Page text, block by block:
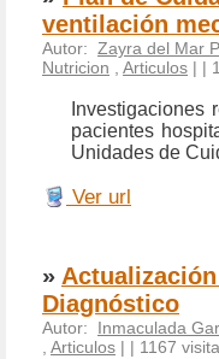
ventilación
Autor: Zayra del Mar
Nutricion
Articulos | |
Investigaciones
pacientes
Unidades de
Ver url
»
Diagnóstico
Autor: Inmaculada
Articulos | | 1167